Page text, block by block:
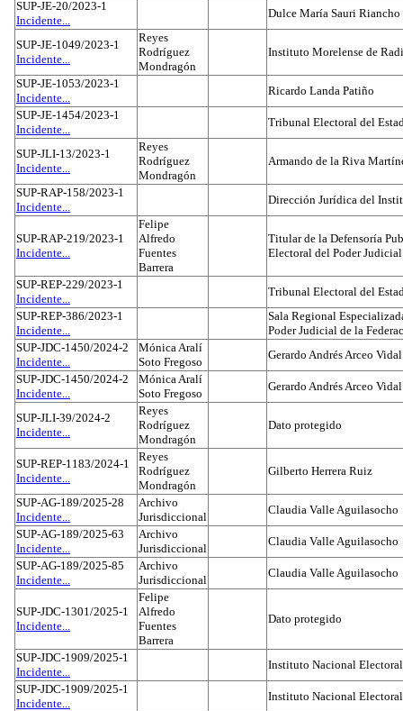
SUP-JE-20/2023-1
Incidente...
Dulce María Sauri
SUP-JE-1049/2023-1
Incidente...
Reyes
Rodríguez
Mondragón
Instituto Morelense de
SUP-JE-1053/2023-1
Incidente...
Ricardo Landa Patiño
SUP-JE-1454/2023-1
Incidente...
Tribunal Electoral del
SUP-JLI-13/2023-1
Incidente...
Reyes
Rodríguez
Mondragón
Armando de la Riva
SUP-RAP-158/2023-1
Incidente...
Dirección Jurídica del
SUP-RAP-219/2023-1
Incidente...
Felipe
Alfredo
Fuentes
Barrera
Titular de la Defensoría
Electoral del Poder
SUP-REP-229/2023-1
Incidente...
Tribunal Electoral del
SUP-REP-386/2023-1
Incidente...
Sala Regional
Poder Judicial de la
SUP-JDC-1450/2024-2
Incidente...
Mónica Aralí
Soto Fregoso
Gerardo Andrés Arceo Vidal
SUP-JDC-1450/2024-2
Incidente...
Mónica Aralí
Soto Fregoso
Gerardo Andrés Arceo Vidal
SUP-JLI-39/2024-2
Incidente...
Reyes
Rodríguez
Mondragón
Dato protegido
SUP-REP-1183/2024-1
Incidente...
Reyes
Rodríguez
Mondragón
Gilberto Herrera Ruiz
SUP-AG-189/2025-28
Incidente...
Archivo
Jurisdiccional
Claudia Valle Aguilasocho
SUP-AG-189/2025-63
Incidente...
Archivo
Jurisdiccional
Claudia Valle Aguilasocho
SUP-AG-189/2025-85
Incidente...
Archivo
Jurisdiccional
Claudia Valle Aguilasocho
SUP-JDC-1301/2025-1
Incidente...
Felipe
Alfredo
Fuentes
Barrera
Dato protegido
SUP-JDC-1909/2025-1
Incidente...
Instituto Nacional Electoral
SUP-JDC-1909/2025-1
Incidente...
Instituto Nacional Electoral